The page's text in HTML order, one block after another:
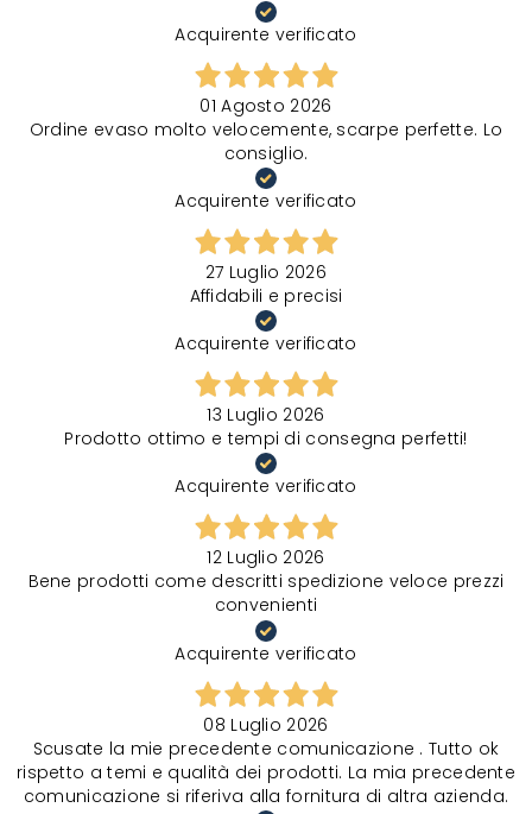
Acquirente verificato
01 Agosto 2026
Ordine evaso molto velocemente, scarpe perfette. Lo
consiglio.
Acquirente verificato
27 Luglio 2026
Affidabili e precisi
Acquirente verificato
13 Luglio 2026
Prodotto ottimo e tempi di consegna perfetti!
Acquirente verificato
12 Luglio 2026
Bene prodotti come descritti spedizione veloce prezzi
convenienti
Acquirente verificato
08 Luglio 2026
Scusate la mie precedente comunicazione . Tutto ok
rispetto a temi e qualità dei prodotti. La mia precedente
comunicazione si riferiva alla fornitura di altra azienda.